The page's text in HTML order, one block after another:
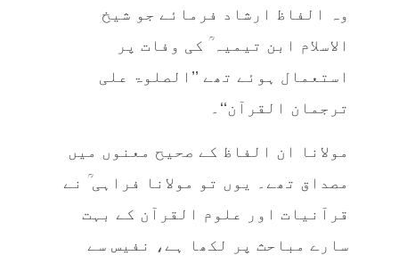
وہ الفاظ ارشاد فرمائے جو شیخ
الاسلام ابن تیمیہ ؒ کی وفات پر
استعمال ہوئے تھے ’’الصلوۃ علی
ترجمان القرآن‘‘۔
مولانا ان الفاظ کے صحیح معنوں میں
مصداق تھے۔ یوں تو مولانا فراہی ؒ نے
قرآنیات اور علوم القرآن کے بہت
سارے مباحث پر لکھا ہے، نفیس سے